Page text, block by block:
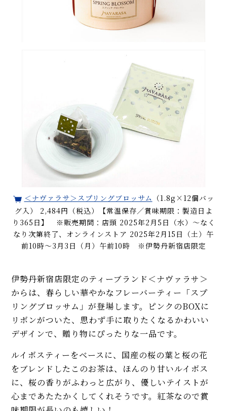
＜ナヴァラサ＞スプリングブロッサム （1.8g×12個バッ
グ入） 2,484円（税込）【常温保存／賞味期限：製造日よ
り365日】 ※販売期間：店頭 2025年2月5日（水）～なく
なり次第終了、オンラインストア 2025年2月15日（土）午
前10時～3月3日（月）午前10時 ※伊勢丹新宿店限定
伊勢丹新宿店限定のティーブランド＜ナヴァラサ＞
からは、春らしい華やかなフレーバーティー「スプ
リングブロッサム」が登場します。ピンクのBOXに
リボンがついた、思わず手に取りたくなるかわいい
デザインで、贈り物にぴったりな一品です。
ルイボスティーをベースに、国産の桜の葉と桜の花
をブレンドしたこのお茶は、ほんのり甘いルイボス
に、桜の香りがふわっと広がり、優しいテイストが
心まであたたかくしてくれそうです。紅茶なので賞